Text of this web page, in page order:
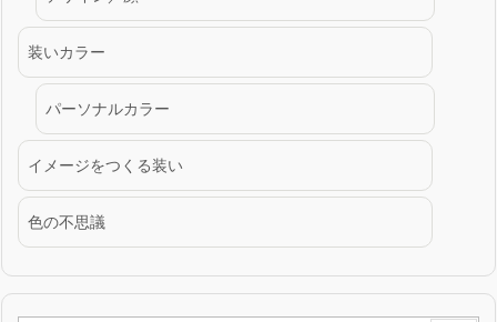
装いカラー
パーソナルカラー
イメージをつくる装い
色の不思議